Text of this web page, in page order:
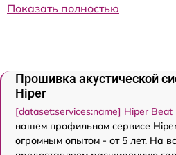
Показать полностью
Прошивка акустической
Hiper
[dataset:services:name] Hiper
нашем профильном сервисе
огромным опытом - от 5 лет. На